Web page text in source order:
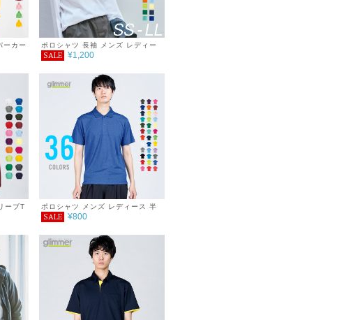
ーカー
ポロシャツ 長袖 メンズ レディー
ス 無地 吸汗 速乾 ドライ ポロシャ
おしゃれ 紫外線対策 UVカット ク
ールビズ 通学 通勤 ゴルフ 服 4.4
SALE ¥1,200
ーブT
ポロシャツ メンズ レディース 半
袖 4.4オンス ドライポロシャツ
SALE ¥800